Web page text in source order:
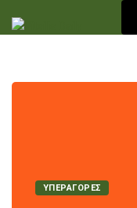
ΥΠΕΡΑΓΟΡΕΣ